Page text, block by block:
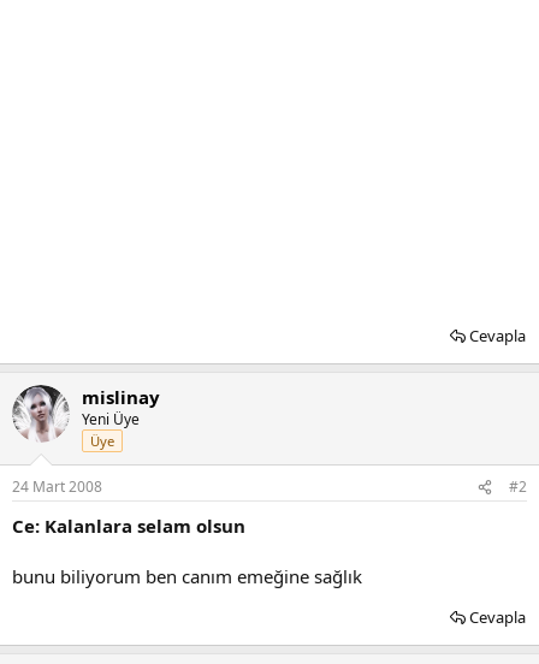
Cevapla
mislinay
Yeni Üye
Üye
24 Mart 2008 #2
Ce: Kalanlara selam olsun
bunu biliyorum ben canım emeğine sağlık
Cevapla